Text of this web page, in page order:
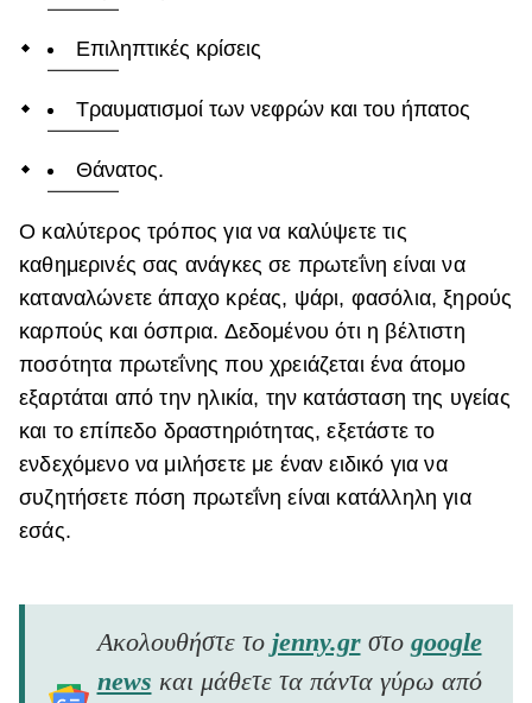
Επιληπτικές κρίσεις
Τραυματισμοί των νεφρών και του ήπατος
Θάνατος.
Ο καλύτερος τρόπος για να καλύψετε τις
καθημερινές σας ανάγκες σε πρωτεΐνη είναι να
καταναλώνετε άπαχο κρέας, ψάρι, φασόλια, ξηρούς
καρπούς και όσπρια. Δεδομένου ότι η βέλτιστη
ποσότητα πρωτεΐνης που χρειάζεται ένα άτομο
εξαρτάται από την ηλικία, την κατάσταση της υγείας
και το επίπεδο δραστηριότητας, εξετάστε το
ενδεχόμενο να μιλήσετε με έναν ειδικό για να
συζητήσετε πόση πρωτεΐνη είναι κατάλληλη για
εσάς.
Ακολουθήστε το jenny.grστο google
news και μάθετε τα πάντα γύρω από